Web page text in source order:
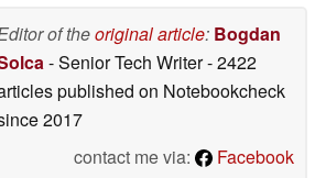
of theoriginal article: Bogdan
- Senior Tech Writer- 2422
published on Notebookcheck
2017
contact me via:
Facebook